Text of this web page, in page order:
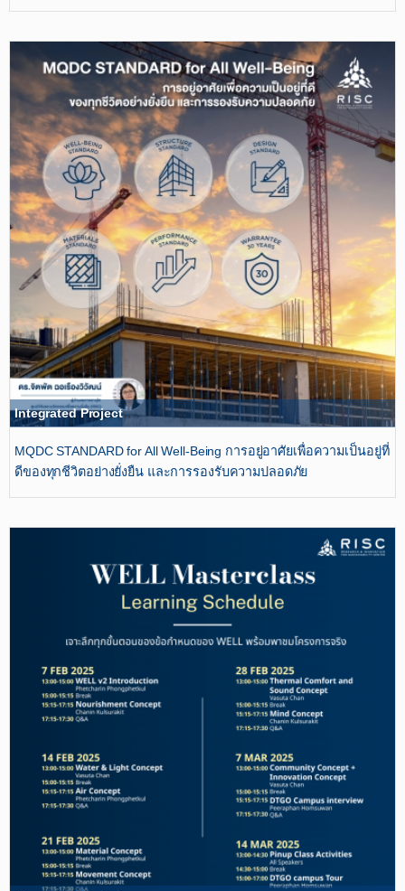
Integrated Project
MQDC STANDARD for All Well-Being การอยู่อาศัยเพื่อความเป็นอยู่ที่
ดีของทุกชีวิตอย่างยั่งยืน และการรองรับความปลอดภัย